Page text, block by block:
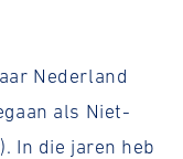
Nederland
als Niet-
In die jaren heb